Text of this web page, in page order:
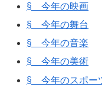
§ 今年の映画
§ 今年の舞台
§ 今年の音楽
§ 今年の美術
§ 今年のスポー